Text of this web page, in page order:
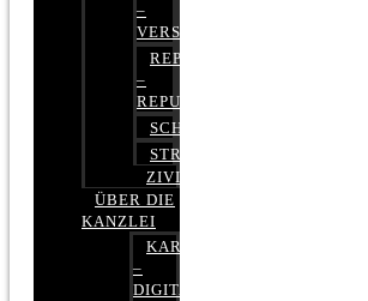
–
VERSICHERUNGSRECHT
REPUTATIONSRECHT
–
REPUTATIONSMANAGEMENT
SCHUFARECHT
STRAFRECHT
ZIVILRECHT
ÜBER DIE
KANZLEI
KARRIERE
–
DIGITAL,